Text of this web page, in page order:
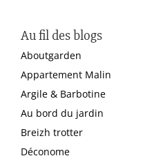
Au fil des blogs
Aboutgarden
Appartement Malin
Argile & Barbotine
Au bord du jardin
Breizh trotter
Déconome